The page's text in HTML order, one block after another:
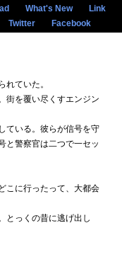
What's New Link
Twitter Facebook
ていた。
街を覆い尽くすエンジン
ている。彼らが信号を守
と警察官は二つで一セッ
こに行ったって、大都会
とっくの昔に逃げ出し